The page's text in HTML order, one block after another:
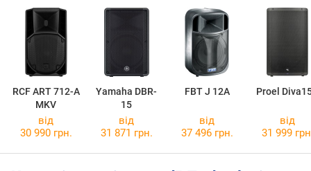
RCF ART 712-A
MKV
Yamaha DBR-
15
FBT J 12A Proel
від
30 990 грн.
від
31 871 грн.
від
37 496 грн.
від
31 999